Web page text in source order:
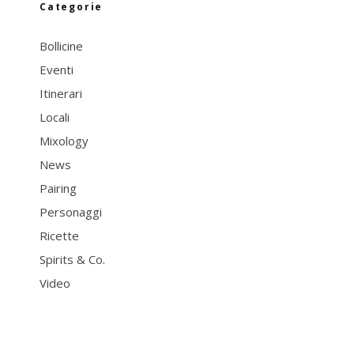
Categorie
Bollicine
Eventi
Itinerari
Locali
Mixology
News
Pairing
Personaggi
Ricette
Spirits & Co.
Video